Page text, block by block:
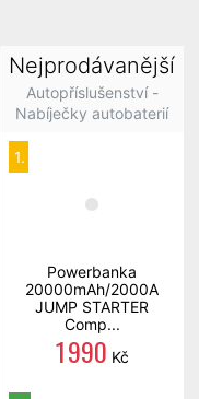
Nejprodávanější
Autopříslušenství -
Nabíječky autobaterií
1.
Powerbanka
20000mAh/2000A
JUMP STARTER
Comp...
1 990 Kč